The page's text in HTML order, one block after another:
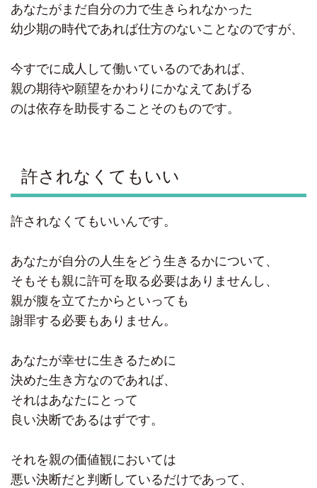
あなたがまだ自分の力で生きられなかった
幼少期の時代であれば仕方のないことなのですが、
今すでに成人して働いているのであれば、
親の期待や願望をかわりにかなえてあげる
のは依存を助長することそのものです。
許されなくてもいい
許されなくてもいいんです。
あなたが自分の人生をどう生きるかについて、
そもそも親に許可を取る必要はありませんし、
親が腹を立てたからといっても
謝罪する必要もありません。
あなたが幸せに生きるために
決めた生き方なのであれば、
それはあなたにとって
良い決断であるはずです。
それを親の価値観においては
悪い決断だと判断しているだけであって、